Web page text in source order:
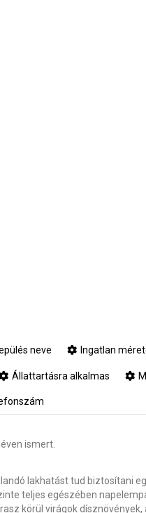
neve Ingatlan
Állattartásra alkalmas
ismert.
lakhatást tud biztosítani
teljes egészében
körül virágok